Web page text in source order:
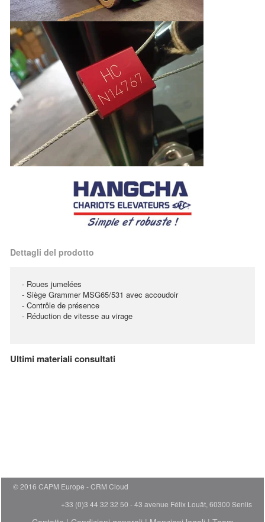
Dettagli del prodotto
- Roues jumelées
- Siège Grammer MSG65/531 avec accoudoir
- Contrôle de présence
- Réduction de vitesse au virage
Ultimi materiali consultati
© 2016 CAPM Europe
CRM Cloud
+33 (0)3 44 32 32 50 - 43 avenue Félix Louât, 60300 Senlis